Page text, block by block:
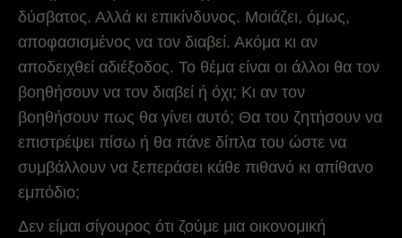
δύσβατος. Αλλά κι επικίνδυνος. Μοιάζει, όμως,
αποφασισμένος να τον διαβεί. Ακόμα κι αν
αποδειχθεί αδιέξοδος. Το θέμα είναι οι άλλοι θα τον
βοηθήσουν να τον διαβεί ή όχι; Κι αν τον
βοηθήσουν πως θα γίνει αυτό; Θα του ζητήσουν να
επιστρέψει πίσω ή θα πάνε δίπλα του ώστε να
συμβάλλουν να ξεπεράσει κάθε πιθανό κι απίθανο
εμπόδιο;
Δεν είμαι σίγουρος ότι ζούμε μια οικονομική